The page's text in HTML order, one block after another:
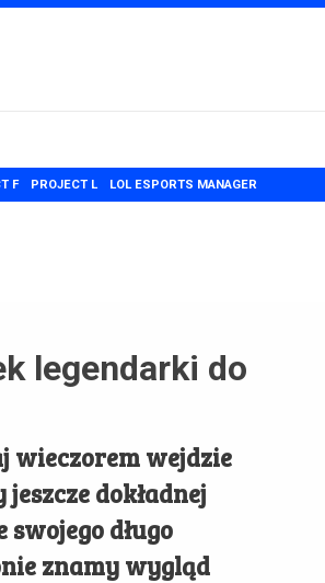
F PROJECT L LOL ESPORTS MANAGER
legendarki do
wieczorem wejdzie
dokładnej
długo
znamy wygląd